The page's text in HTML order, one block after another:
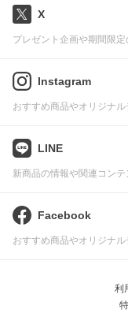
X
プレゼント企画や期間限
Instagram
おすすめ商品やオリジナ
LINE
新商品の情報や関連コン
Facebook
おすすめ商品やオリジナ
利